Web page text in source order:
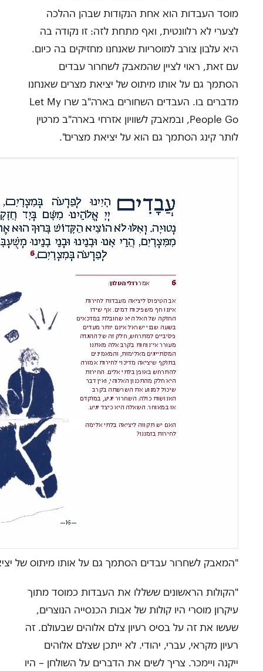
מוסד העבדות הוא אחת הנקודות שבהן ההלכה
לצערי לא רלוונטית, ואף מתחת לזה: זו נקודה בה
היא עלבון צורב למוסריות שאנחנו מחזיקים בה כיום.
עם זאת, ראוי לציין שהמאבק לשחרור עבדים
הסתמך גם על אותו מיתוס של יציאת מצרים שאנחנו
מדברים בו. העבדים השחורים בארה"ב שרו Let My
People Go, ובמאבק לשוויון אזרחי בארה"ב מרטין
לותר קינג הסתמך גם הוא על יציאת מצרים".
"המאבק לשחרור עבדים הסתמך גם על אותו מיתוס של
"הקולות הראשונים ששללו את העבדות כמוסד מתוך
עיקרון מוסרי היו קולות של אבות הכנסייה הנוצרים,
שעשו את זה על בסיס רעיון צלם אלוהים שבעולם. זה
רעיון מקראי, עברי, יהודי. לא ייתכן שצלם אלוהים
ייקנה ויימכר. צריך לשים את הדברים על השולחן – היו